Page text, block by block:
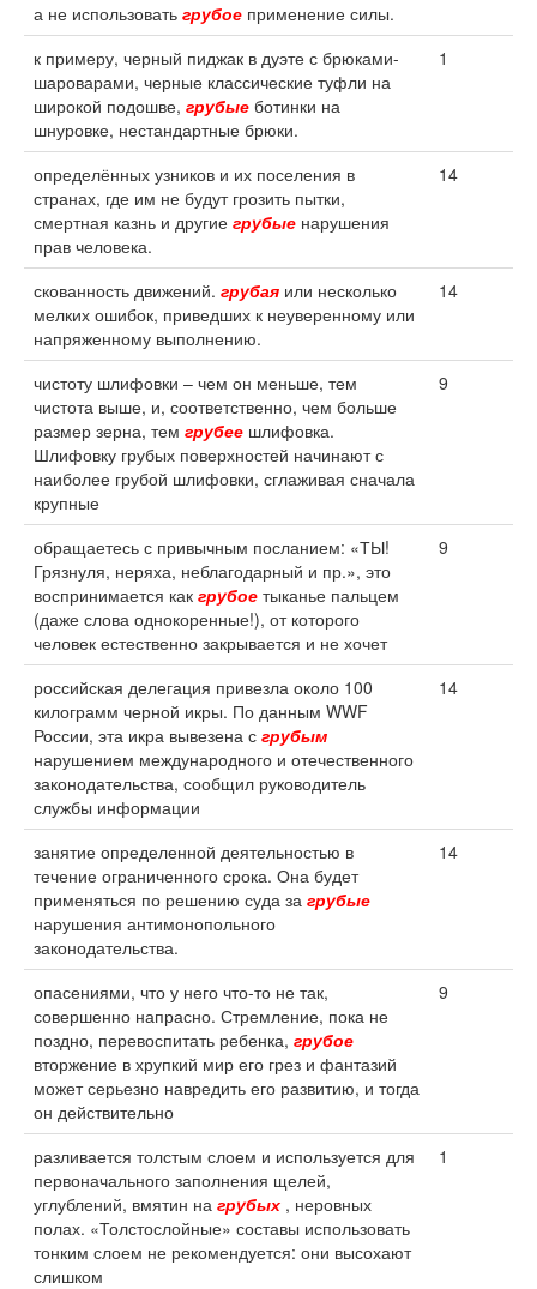
а не использовать грубое применение силы.
к примеру, черный пиджак в дуэте с брюками-
шароварами, черные классические туфли на
широкой подошве, грубые ботинки на
шнуровке, нестандартные брюки.
1
определённых узников и их поселения в
странах, где им не будут грозить пытки,
смертная казнь и другие грубые нарушения
прав человека.
14
скованность движений. грубая или несколько
мелких ошибок, приведших к неуверенному или
напряженному выполнению.
14
чистоту шлифовки – чем он меньше, тем
чистота выше, и, соответственно, чем больше
размер зерна, тем грубее шлифовка.
Шлифовку грубых поверхностей начинают с
наиболее грубой шлифовки, сглаживая сначала
крупные
9
обращаетесь с привычным посланием: «ТЫ!
Грязнуля, неряха, неблагодарный и пр.», это
воспринимается как грубое тыканье пальцем
(даже слова однокоренные!), от которого
человек естественно закрывается и не хочет
9
российская делегация привезла около 100
килограмм черной икры. По данным WWF
России, эта икра вывезена с грубым
нарушением международного и отечественного
законодательства, сообщил руководитель
службы информации
14
занятие определенной деятельностью в
течение ограниченного срока. Она будет
применяться по решению суда за грубые
нарушения антимонопольного
законодательства.
14
опасениями, что у него что-то не так,
совершенно напрасно. Стремление, пока не
поздно, перевоспитать ребенка, грубое
вторжение в хрупкий мир его грез и фантазий
может серьезно навредить его развитию, и тогда
он действительно
9
разливается толстым слоем и используется для
первоначального заполнения щелей,
углублений, вмятин на грубых , неровных
полах. «Толстослойные» составы использовать
тонким слоем не рекомендуется: они высохают
слишком
1